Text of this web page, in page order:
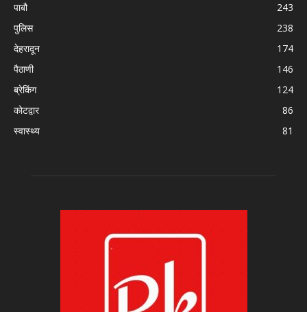
पाबौ
243
पुलिस
238
देहरादून
174
पैठाणी
146
ब्रेकिंग
124
कोटद्वार
86
स्वास्थ्य
81